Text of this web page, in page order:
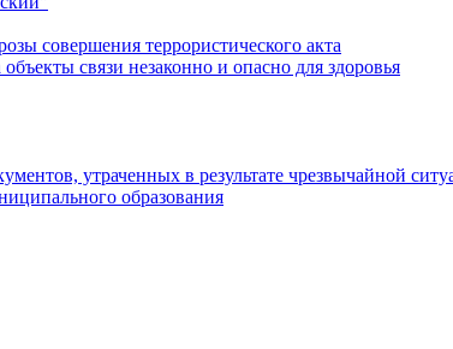
совершения террористического акта
связи незаконно и опасно для здоровья
утраченных в результате чрезвычайной
образования